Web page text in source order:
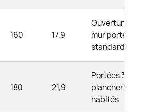
160 17,9
Ouvertures de
mur porteur
standard
180 21,9
Portées 3 à 4 m,
planchers
habités